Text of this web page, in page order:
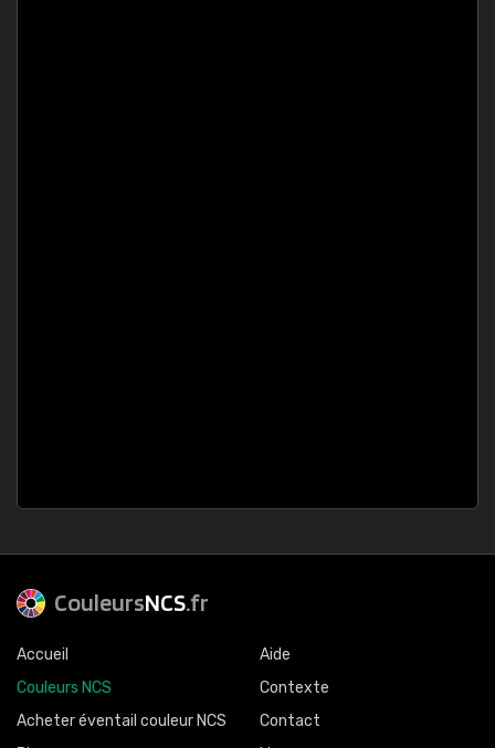
CouleursNCS.fr
Accueil
Couleurs NCS
Acheter éventail couleur NCS
Aide
Contexte
Contact